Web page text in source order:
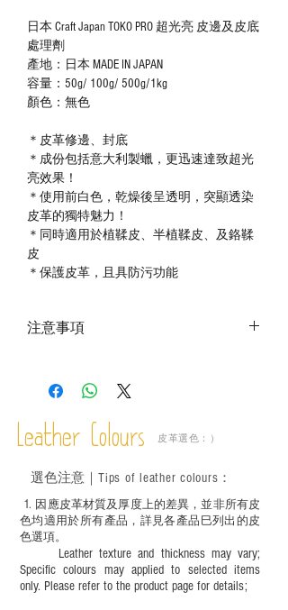
日本 Craft Japan TOKO PRO 超光亮 皮邊及皮底
處理劑
產地：日本 MADE IN JAPAN
容量：50g/ 100g/ 500g/1kg
顏色：無色
＊皮革修邊、封底
＊成份包括意大利製蠟，更迅速達致超光
亮效果！
＊使用前白色，乾燥後呈透明，突顯透染
皮革的獨特魅力！
＊同時適用於植鞣皮、半植鞣皮、及鉻鞣
皮
＊保護皮革，且具防污功能
注意事項
－ 此產品含有細小配件、尖銳物件，恕不
必須由成年人陪同下使用並應小心處理。
Leather Colours 皮革選色：）
1. ​ 因應皮革材質及厚度上的差異，並非所有皮
色均適用於所有產品，詳見各產品巳列出的皮
色選項。
Leather texture and thickness may vary;
Specific colours may applied to selected items
only. Please refer to the product page for details;
選色注意｜ Tips of leather colours ：